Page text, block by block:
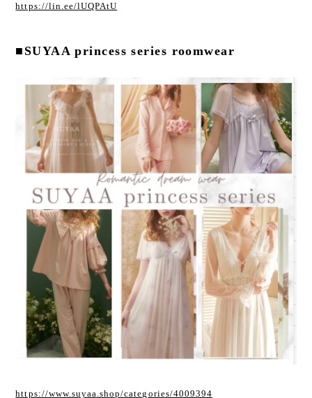
https://lin.ee/lUQPAtU
■SUYAA princess series roomwear
https://www.suyaa.shop/categories/4009394